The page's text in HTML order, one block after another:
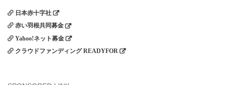
日本赤十字社
赤い羽根共同募金
Yahoo!ネット募金
クラウドファンディング READYFOR